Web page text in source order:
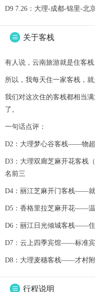
D9 7.26：大理-成都-锦里-北
 关于客栈
有人说，云南旅游就是住客
所以，我每天住一家客栈，
我们对这次住的客栈都相当
了。
一句话点评：
D2：大理梦心谷客栈——物
D3：大理双廊芝麻开花客栈
名前三
D4：丽江芝麻开门客栈——
D5：香格里拉芝麻开花——
D6：丽江日光倾城客栈——
D7：云上四季宾馆——标准
D8：大理麦穗客栈——才村
 行程说明